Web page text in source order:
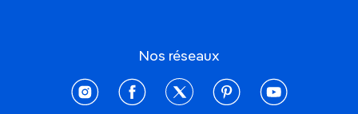
Nos réseaux
instagramfacebooktwitter pinterestyoutube